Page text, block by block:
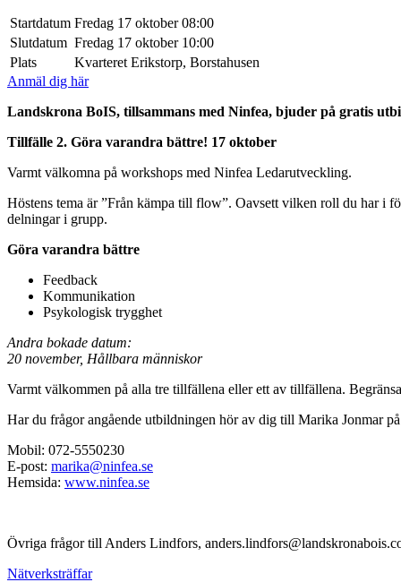
Startdatum Fredag 17 oktober 08:00
Slutdatum Fredag 17 oktober 10:00
Plats
Kvarteret Erikstorp, Borstahusen
Anmäl dig här
Landskrona BoIS, tillsammans med Ninfea, bjuder på gratis
Tillfälle 2. Göra varandra bättre! 17 oktober
Varmt välkomna på workshops med Ninfea Ledarutveckling.
Höstens tema är ”Från kämpa till flow”. Oavsett vilken roll du har i
delningar i grupp.
Göra varandra bättre
Feedback
Kommunikation
Psykologisk trygghet
Andra bokade datum:
20 november, Hållbara människor
Varmt välkommen på alla tre tillfällena eller ett av tillfällena.
Har du frågor angående utbildningen hör av dig till Marika Jonmar
Mobil: 072-5550230
E-post: marika@ninfea.se
Hemsida: www.ninfea.se
Övriga frågor till Anders Lindfors,
Nätverksträffar